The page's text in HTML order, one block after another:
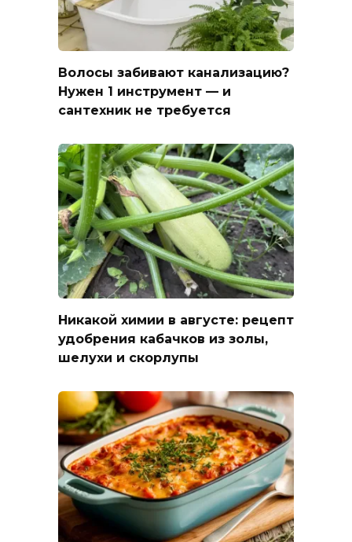
Волосы забивают канализацию?
Нужен 1 инструмент — и
сантехник не требуется
Никакой химии в августе: рецепт
удобрения кабачков из золы,
шелухи и скорлупы